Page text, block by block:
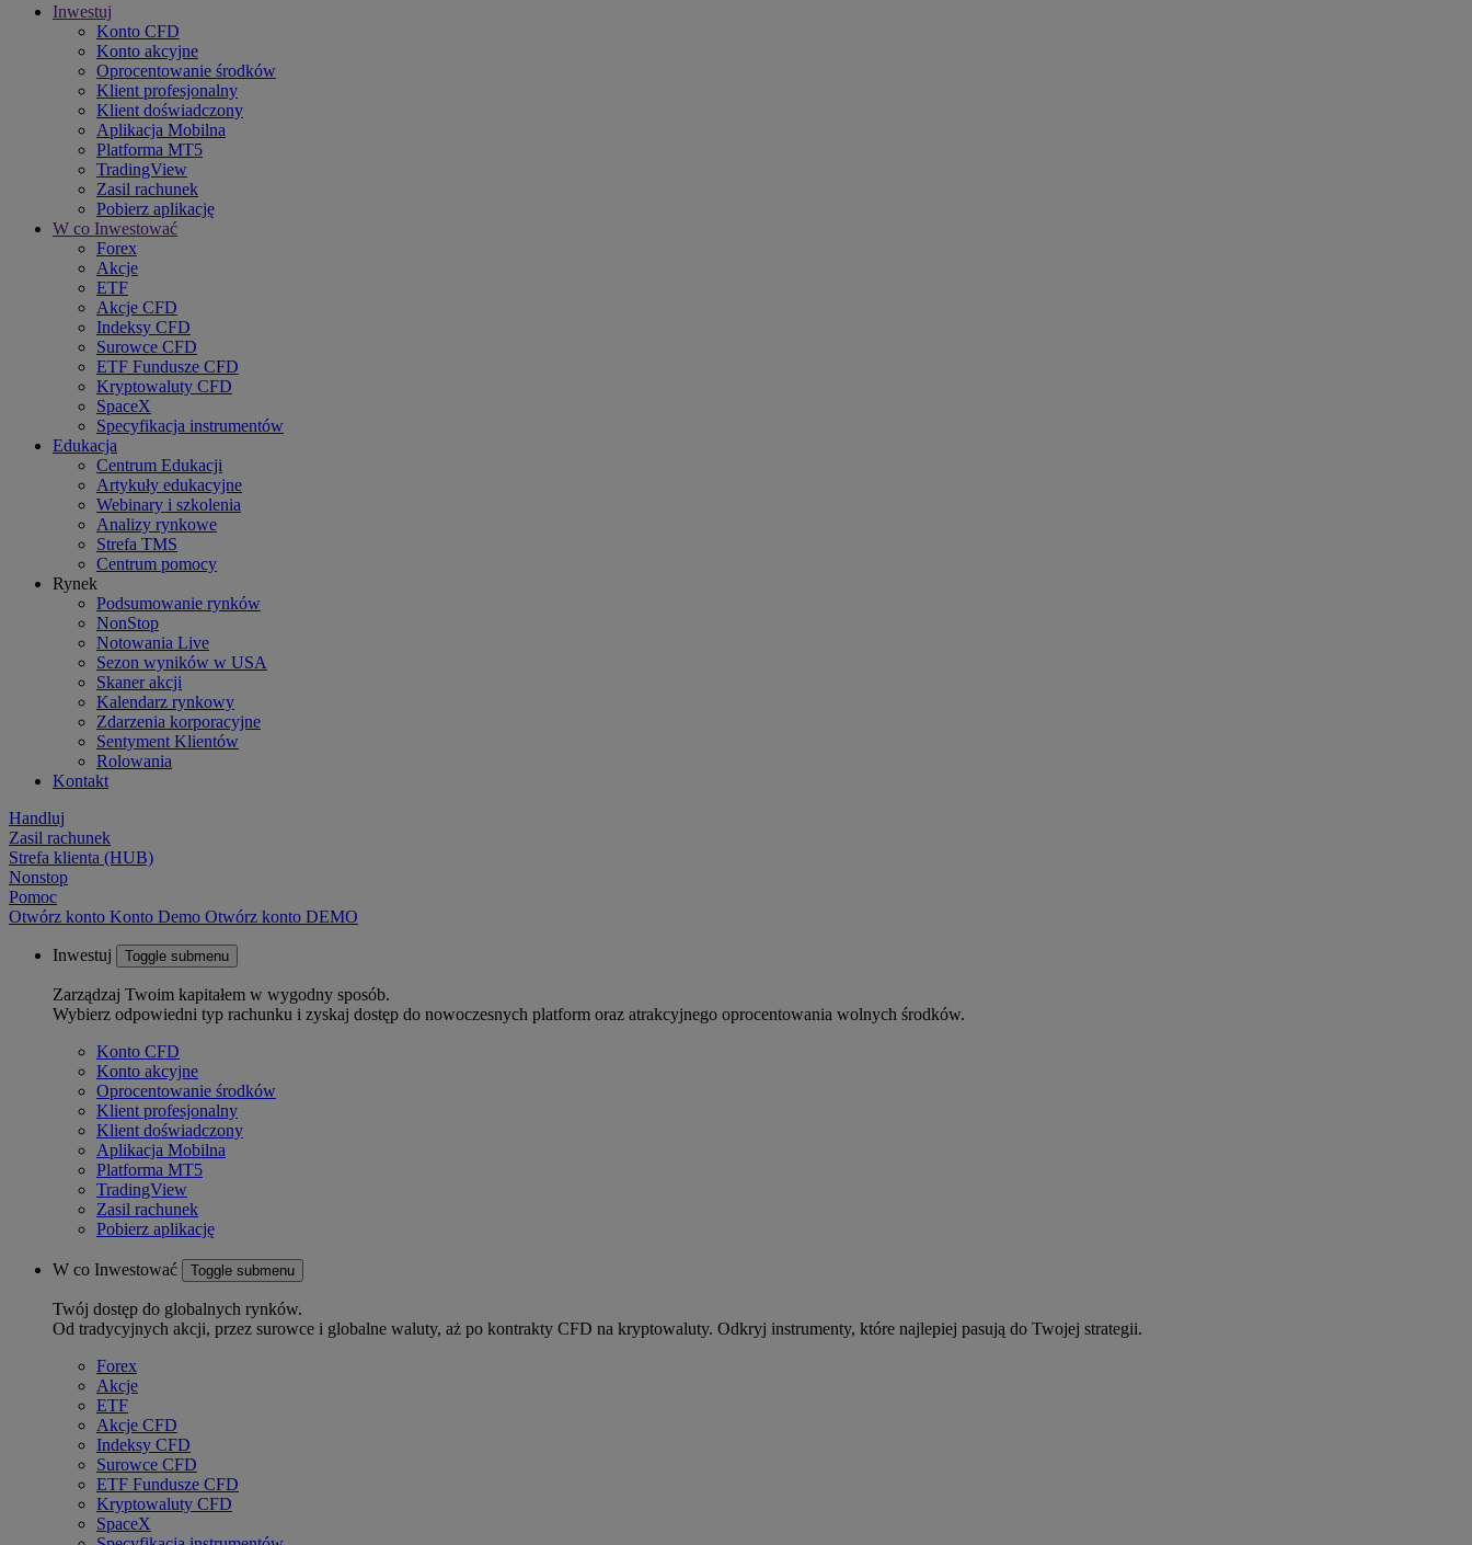
Inwestuj
Konto CFD
Konto akcyjne
Oprocentowanie środków
Klient profesjonalny
Klient doświadczony
Aplikacja Mobilna
Platforma MT5
TradingView
Zasil rachunek
Pobierz aplikację
W co Inwestować
Forex
Akcje
ETF
Akcje CFD
Indeksy CFD
Surowce CFD
ETF Fundusze CFD
Kryptowaluty CFD
SpaceX
Specyfikacja instrumentów
Edukacja
Centrum Edukacji
Artykuły edukacyjne
Webinary i szkolenia
Analizy rynkowe
Strefa TMS
Centrum pomocy
Rynek
Podsumowanie rynków
NonStop
Notowania Live
Sezon wyników w USA
Skaner akcji
Kalendarz rynkowy
Zdarzenia korporacyjne
Sentyment Klientów
Rolowania
Kontakt
Handluj
Zasil rachunek
Strefa klienta (HUB)
Nonstop
Pomoc
Otwórz konto Konto Demo Otwórz konto DEMO
Inwestuj Toggle submenu
Zarządzaj Twoim kapitałem w wygodny sposób.
Wybierz odpowiedni typ rachunku i zyskaj dostęp do nowoczesnych platform oraz atrakcyjnego oprocentowania wolnych środków.
Konto CFD
Konto akcyjne
Oprocentowanie środków
Klient profesjonalny
Klient doświadczony
Aplikacja Mobilna
Platforma MT5
TradingView
Zasil rachunek
Pobierz aplikację
W co Inwestować Toggle submenu
Twój dostęp do globalnych rynków.
Od tradycyjnych akcji, przez surowce i globalne waluty, aż po kontrakty CFD na kryptowaluty. Odkryj instrumenty, które najlepiej pasują do Twojej strategii.
Forex
Akcje
ETF
Akcje CFD
Indeksy CFD
Surowce CFD
ETF Fundusze CFD
Kryptowaluty CFD
SpaceX